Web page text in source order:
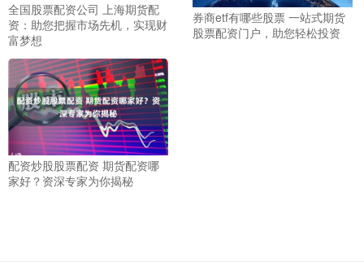
全国股票配资公司 上海期货配
资：助您把握市场先机，实现财
富梦想
券商etf有哪些股票 一站式期货
股票配资门户，助您轻松投资
配资炒股股票配资 期货配资哪
家好？资深专家为你揭秘